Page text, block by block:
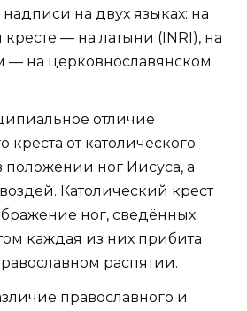
на двух языках: на
кресте — на латыни (INRI), на
— на церковнославянском
отличие
креста от католического
положении ног Иисуса, а
Католический крест
ног, сведённых
каждая из них прибита
распятии.
православного и